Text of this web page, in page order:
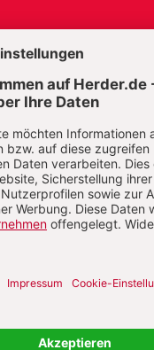
Widerrufsbelehrung E-Books
Zeitschriften
Media Barrierefreiheit
Vertrag widerrufen